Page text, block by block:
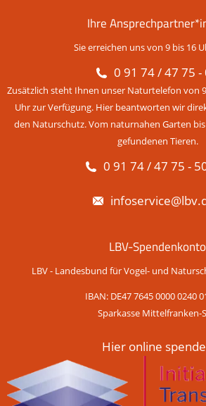
Ihre
Sie erreichen uns von 9 bis 16
0 91 74 / 47 75 -
Zusätzlich steht Ihnen unser Naturtelefon von
Uhr zur Verfügung. Hier beantworten wir
den Naturschutz. Vom naturnahen Garten
gefundenen Tieren.
0 91 74 / 47 75 -
LBV-Spendenkonto
LBV - Landesbund für Vogel- und
IBAN: DE47 7645 0000 0240
Sparkasse Mittelfranken-
Hier online